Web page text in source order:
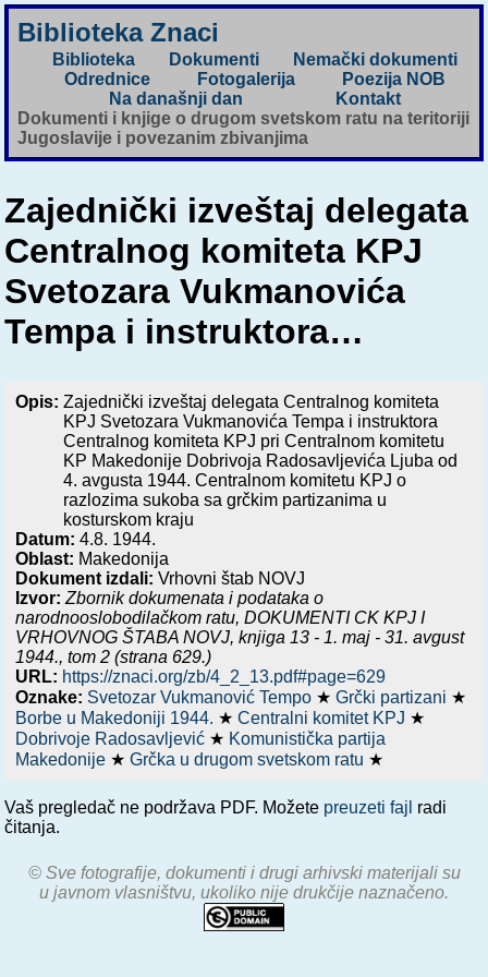
Biblioteka Znaci
Biblioteka Dokumenti
Nemački dokumenti
Odrednice
Fotogalerija
Poezija NOB
Na današnji dan
Kontakt
Dokumenti i knjige o drugom svetskom ratu na teritoriji
Jugoslavije i povezanim zbivanjima
Zajednički izveštaj delegata
Centralnog komiteta KPJ
Svetozara Vukmanovića
Tempa i instruktora…
Opis:Zajednički izveštaj delegata Centralnog komiteta
KPJ Svetozara Vukmanovića Tempa i instruktora
Centralnog komiteta KPJ pri Centralnom komitetu
KP Makedonije Dobrivoja Radosavljevića Ljuba od
4. avgusta 1944. Centralnom komitetu KPJ o
razlozima sukoba sa grčkim partizanima u
kosturskom kraju
Datum:4.8. 1944.
Oblast: Makedonija
Dokument izdali: Vrhovni štab NOVJ
Izvor: Zbornik dokumenata i podataka o
narodnooslobodilačkom ratu,DOKUMENTI CK KPJ I
VRHOVNOG ŠTABA NOVJ, knjiga 13 - 1. maj - 31. avgust
1944., tom 2 (strana 629.)
URL: https://znaci.org/zb/4_2_13.pdf#page=629
Oznake: Svetozar Vukmanović Tempo ★Grčki partizani ★
Borbe u Makedoniji 1944. ★Centralni komitet KPJ ★
Dobrivoje Radosavljević ★ Komunistička partija
Makedonije ★Grčka u drugom svetskom ratu ★
Vaš pregledač ne podržava PDF. Možete preuzeti fajl radi
čitanja.
© Sve fotografije, dokumenti i drugi arhivski materijali su
u javnom vlasništvu, ukoliko nije drukčije naznačeno.